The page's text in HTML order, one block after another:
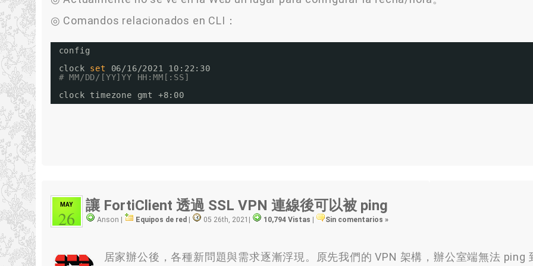
◎ Comandos relacionados en CLI：
config
clock set 06/16/2021
10:22:30
# MM/DD/[YY]YY HH:MM[:SS]
clock timezone gmt +8:00
MAY
26
讓 FortiClient 透過 SSL VPN 連線後可以被 ping
Anson | Equipos de red 05 26th, 2021 10,794 Vistas Sin comentarios »
居家辦公後，各種新問題與需求逐漸浮現。原先我們的 VPN 架構，辦公室端無法 ping